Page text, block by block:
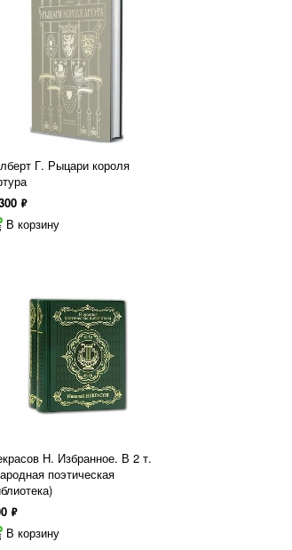
Г. Рыцари короля
ф
В корзину
Н. Избранное. В 2 т.
поэтическая
ф
В корзину